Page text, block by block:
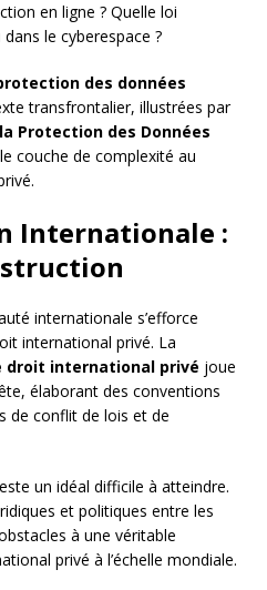
en ligne ? Quelle loi
le cyberespace ?
des données
transfrontalier, illustrées par
Protection des Données
couche de complexité au
Internationale :
internationale s’efforce
international privé. La
droit international privé joue
élaborant des conventions
de conflit de lois et de
un idéal difficile à atteindre.
et politiques entre les
à une véritable
privé à l’échelle mondiale.